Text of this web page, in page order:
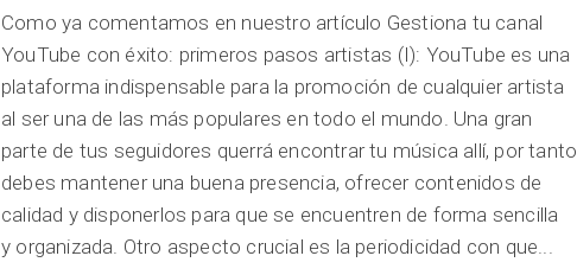
Como ya comentamos en nuestro artículo Gestiona tu canal
YouTube con éxito: primeros pasos artistas (I): YouTube es una
plataforma indispensable para la promoción de cualquier artista
al ser una de las más populares en todo el mundo. Una gran
parte de tus seguidores querrá encontrar tu música allí, por tanto
debes mantener una buena presencia, ofrecer contenidos de
calidad y disponerlos para que se encuentren de forma sencilla
y organizada. Otro aspecto crucial es la periodicidad con que...